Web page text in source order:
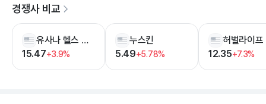
경쟁사 비교
유사나 헬스 사이언스
15.47+3.9%
누스킨
5.49+5.78%
허벌라이프
12.35+7.3%